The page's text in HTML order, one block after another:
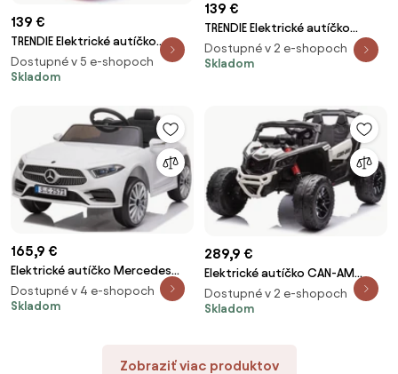
139 €
TRENDIE Elektrické autíčko
Mercedes-Benz GTR červené
Dostupné v 5 e-shopoch
Skladom
139 €
TRENDIE Elektrické autíčko
Mercedes-Benz GTR biele
Dostupné v 2 e-shopoch
Skladom
165,9 €
Elektrické autíčko Mercedes
CLS 350 biele
Dostupné v 4 e-shopoch
Skladom
289,9 €
Elektrické autíčko CAN-AM
Maverik UTV biele
Dostupné v 2 e-shopoch
Skladom
Zobraziť viac produktov